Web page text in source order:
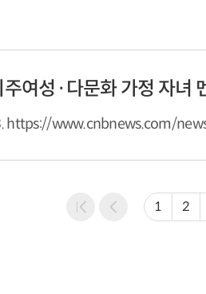
여성·다문화 가정 자녀
https://www.cnbnews.com/
1 2